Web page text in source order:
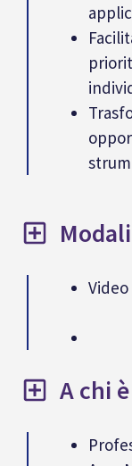
A chi